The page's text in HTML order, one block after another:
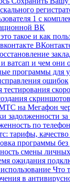
1 с
ВК
такое и как
ватсап и чем они
программы для
ошибок
скриншотов
на Мегафон
задолженности
по
тарифы, качество
программы
смены
ожидания
Что
в